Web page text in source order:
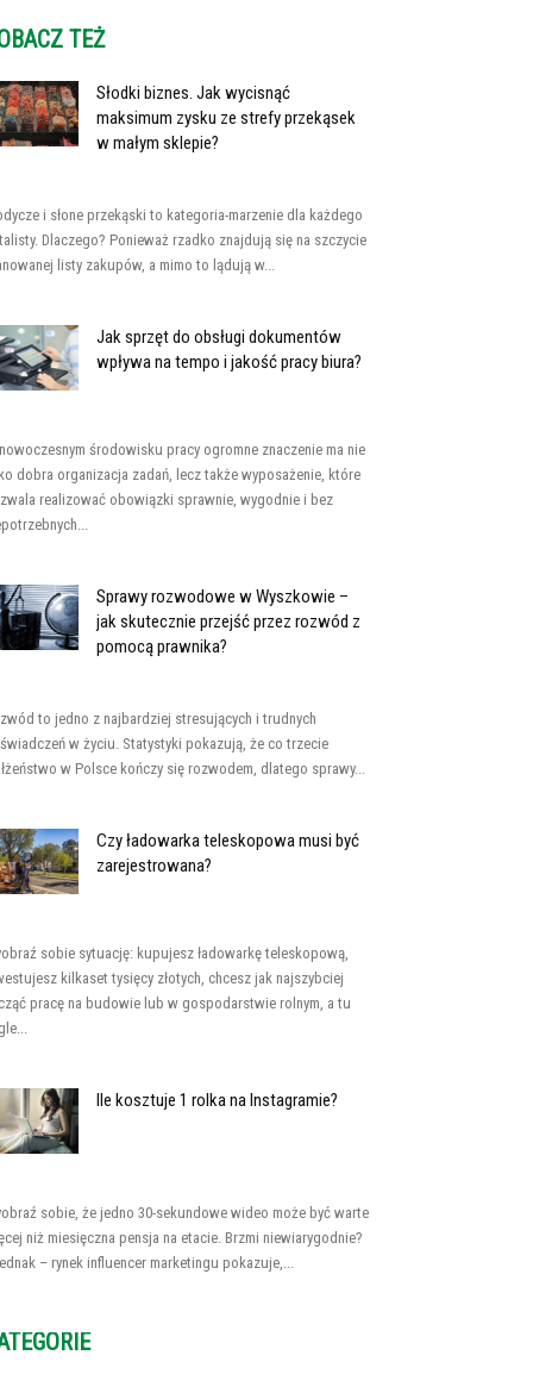
TEŻ
Słodki biznes. Jak wycisnąć
maksimum zysku ze strefy przekąsek
w małym sklepie?
i słone przekąski to kategoria-marzenie dla każdego
Dlaczego? Ponieważ rzadko znajdują się na szczycie
listy zakupów, a mimo to lądują w...
Jak sprzęt do obsługi dokumentów
wpływa na tempo i jakość pracy biura?
środowisku pracy ogromne znaczenie ma nie
dobra organizacja zadań, lecz także wyposażenie, które
realizować obowiązki sprawnie, wygodnie i bez
Sprawy rozwodowe w Wyszkowie –
jak skutecznie przejść przez rozwód z
pomocą prawnika?
to jedno z najbardziej stresujących i trudnych
w życiu. Statystyki pokazują, że co trzecie
w Polsce kończy się rozwodem, dlatego sprawy...
Czy ładowarka teleskopowa musi być
zarejestrowana?
sobie sytuację: kupujesz ładowarkę teleskopową,
kilkaset tysięcy złotych, chcesz jak najszybciej
pracę na budowie lub w gospodarstwie rolnym, a tu
Ile kosztuje 1 rolka na Instagramie?
sobie, że jedno 30-sekundowe wideo może być warte
niż miesięczna pensja na etacie. Brzmi niewiarygodnie?
– rynek influencer marketingu pokazuje,...